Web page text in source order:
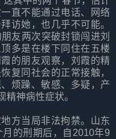
直不能通过电话、网络
访她，也几乎不可能。
友两次突破封锁闯进刘
多是在楼下同住在五楼
的朋友观察，刘霞的精
复同社会的正常接触，
烦躁、敏感、多疑，产
精神病性症状。
方当局非法拘禁。山东
的刑期后，自2010年9